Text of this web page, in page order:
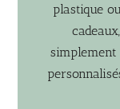
plastique